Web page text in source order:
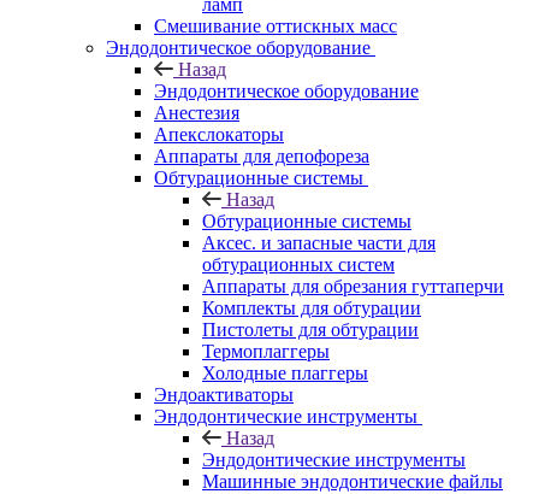
ламп
Смешивание оттискных масс
Эндодонтическое оборудование
Назад
Эндодонтическое оборудование
Анестезия
Апекслокаторы
Аппараты для депофореза
Обтурационные системы
Назад
Обтурационные системы
Аксес. и запасные части для
обтурационных систем
Аппараты для обрезания гуттаперчи
Комплекты для обтурации
Пистолеты для обтурации
Термоплаггеры
Холодные плаггеры
Эндоактиваторы
Эндодонтические инструменты
Назад
Эндодонтические инструменты
Машинные эндодонтические файлы